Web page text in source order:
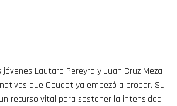
Lautaro Pereyra y Juan Cruz Meza
que Coudet ya empezó a probar. Su
recurso vital para sostener la intensidad